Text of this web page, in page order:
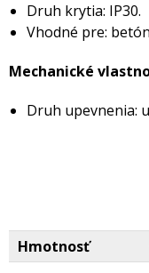
Druh krytia: IP30.
Vhodné pre:
Mechanické
Druh upevnenia:
Hmotnosť